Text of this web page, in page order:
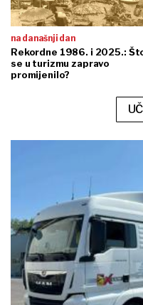
na današnji dan
Rekordne 1986. i 2025.:
se u turizmu zapravo
promijenilo?